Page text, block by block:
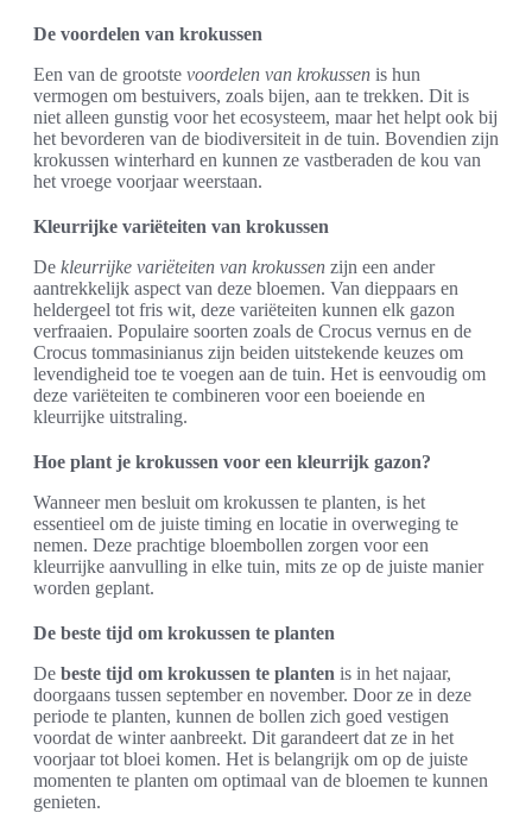
De voordelen van krokussen
Een van de grootste voordelen van krokussen is hun
vermogen om bestuivers, zoals bijen, aan te trekken. Dit is
niet alleen gunstig voor het ecosysteem, maar het helpt ook bij
het bevorderen van de biodiversiteit in de tuin. Bovendien zijn
krokussen winterhard en kunnen ze vastberaden de kou van
het vroege voorjaar weerstaan.
Kleurrijke variëteiten van krokussen
De kleurrijke variëteiten van krokussen zijn een ander
aantrekkelijk aspect van deze bloemen. Van dieppaars en
heldergeel tot fris wit, deze variëteiten kunnen elk gazon
verfraaien. Populaire soorten zoals de Crocus vernus en de
Crocus tommasinianus zijn beiden uitstekende keuzes om
levendigheid toe te voegen aan de tuin. Het is eenvoudig om
deze variëteiten te combineren voor een boeiende en
kleurrijke uitstraling.
Hoe plant je krokussen voor een kleurrijk gazon?
Wanneer men besluit om krokussen te planten, is het
essentieel om de juiste timing en locatie in overweging te
nemen. Deze prachtige bloembollen zorgen voor een
kleurrijke aanvulling in elke tuin, mits ze op de juiste manier
worden geplant.
De beste tijd om krokussen te planten
De beste tijd om krokussen te planten is in het najaar,
doorgaans tussen september en november. Door ze in deze
periode te planten, kunnen de bollen zich goed vestigen
voordat de winter aanbreekt. Dit garandeert dat ze in het
voorjaar tot bloei komen. Het is belangrijk om op de juiste
momenten te planten om optimaal van de bloemen te kunnen
genieten.